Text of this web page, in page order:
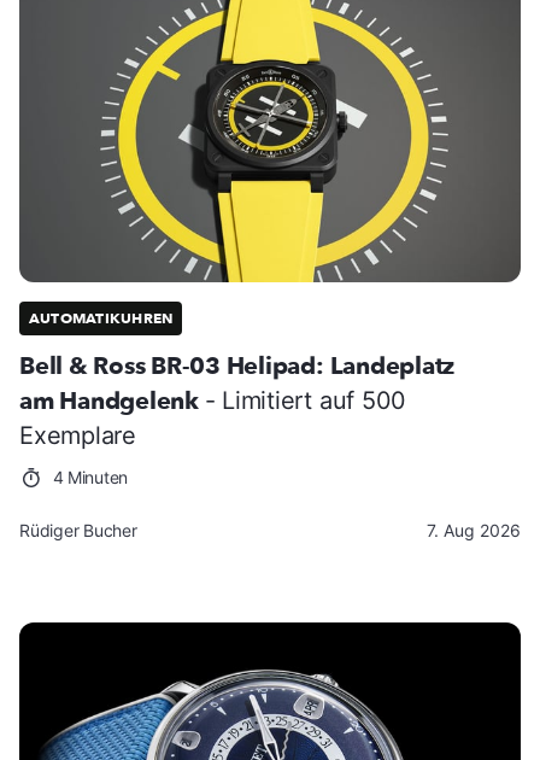
AUTOMATIKUHREN
Bell & Ross BR-03 Helipad: Landeplatz
am Handgelenk - Limitiert auf 500
Exemplare
4 Minuten
Rüdiger Bucher 7. Aug 2026